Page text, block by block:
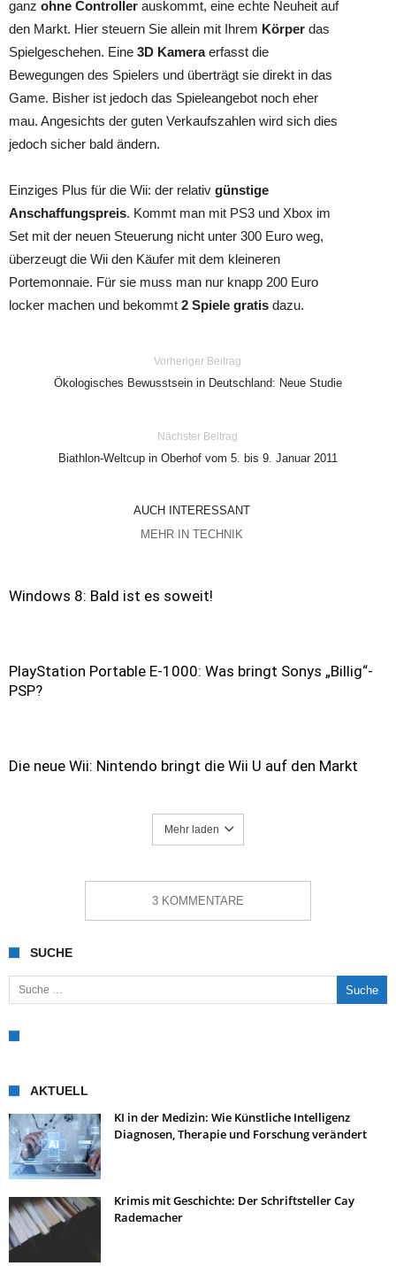
ganz ohne Controller auskommt, eine echte Neuheit auf
den Markt. Hier steuern Sie allein mit Ihrem Körper das
Spielgeschehen. Eine 3D Kameraerfasst die
Bewegungen des Spielers und überträgt sie direkt in das
Game. Bisher ist jedoch das Spieleangebot noch eher
mau. Angesichts der guten Verkaufszahlen wird sich dies
jedoch sicher bald ändern.
Einziges Plus für die Wii: der relativ günstige
Anschaffungspreis. Kommt man mit PS3 und Xbox im
Set mit der neuen Steuerung nicht unter 300 Euro weg,
überzeugt die Wii den Käufer mit dem kleineren
Portemonnaie. Für sie muss man nur knapp 200 Euro
locker machen und bekommt 2 Spiele gratis dazu.
Vorheriger Beitrag
Ökologisches Bewusstsein in Deutschland: Neue Studie
Nächster Beitrag
Biathlon-Weltcup in Oberhof vom 5. bis 9. Januar 2011
AUCH INTERESSANT
MEHR IN TECHNIK
Windows 8: Bald ist es soweit!
PlayStation Portable E-1000: Was bringt Sonys „Billig“-
PSP?
Die neue Wii: Nintendo bringt die Wii U auf den Markt
Mehr laden
3 KOMMENTARE
SUCHE
Suche nach:
AKTUELL
KI in der Medizin: Wie Künstliche Intelligenz
Diagnosen, Therapie und Forschung verändert
Krimis mit Geschichte: Der Schriftsteller Cay
Rademacher